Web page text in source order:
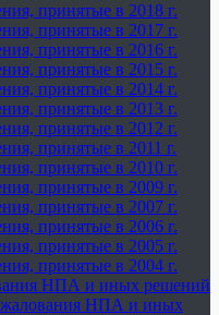
принятые в 2018 г.
принятые в 2017 г.
принятые в 2016 г.
принятые в 2015 г.
принятые в 2014 г.
принятые в 2013 г.
принятые в 2012 г.
принятые в 2011 г.
принятые в 2010 г.
принятые в 2009 г.
принятые в 2007 г.
принятые в 2006 г.
принятые в 2005 г.
принятые в 2004 г.
НПА и иных решений
НПА и иных